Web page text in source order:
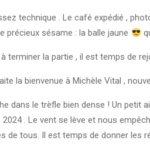
technique . Le café expédié ,
précieux sésame : la balle jaune
terminer la partie , il est temps de
la bienvenue à Michèle Vital ,
dans le trèfle bien dense ! Un petit
2024 . Le vent se lève et nous
de tous. Il est temps de donner les